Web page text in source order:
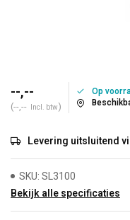
--,--
(--,-- Incl. btw)
Op
Levering uitsluitend
SKU: SL3100
Bekijk alle specificaties